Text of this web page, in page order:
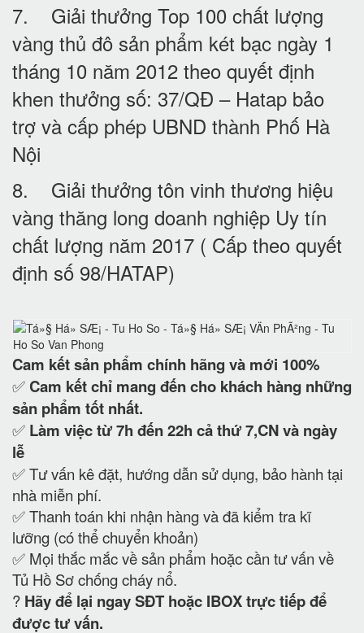
7. Giải thưởng Top 100 chất lượng
vàng thủ đô sản phẩm két bạc ngày 1
tháng 10 năm 2012 theo quyết định
khen thưởng số: 37/QĐ – Hatap bảo
trợ và cấp phép UBND thành Phố Hà
Nội
8. Giải thưởng tôn vinh thương hiệu
vàng thăng long doanh nghiệp Uy tín
chất lượng năm 2017 ( Cấp theo quyết
định số 98/HATAP)
Cam kếtsản phẩm chính hãng và mới 100%
✅ Cam kếtchỉ mang đến cho khách hàng những
sản phẩm tốt nhất.
✅ Làm việc từ 7h đến 22h cả thứ 7,CN và ngày
lễ
✅ Tư vấn kê đặt, hướng dẫn sử dụng, bảo hành tại
nhà miễn phí.
✅ Thanh toán khi nhận hàng và đã kiểm tra kĩ
lưỡng (có thể chuyển khoản)
✅ Mọi thắc mắc về sản phẩm hoặc cần tư vấn về
Tủ Hồ Sơ chống cháy nổ.
? Hãy để lại ngay SĐT hoặc IBOX trực tiếp để
được tư vấn.